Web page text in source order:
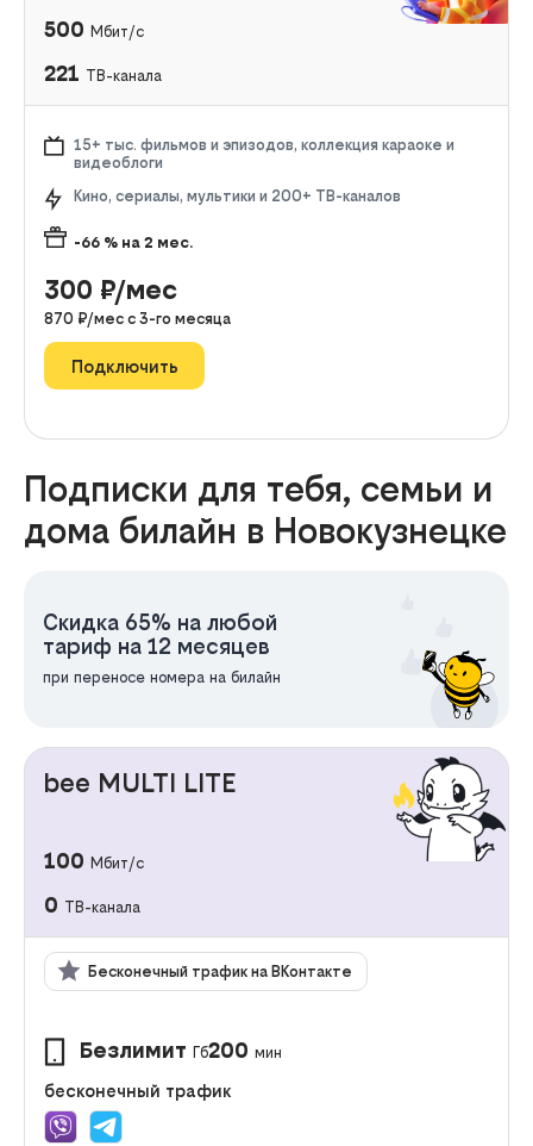
500 Мбит/с
221 ТВ-канала
15+ тыс. фильмов и эпизодов, коллекция караоке и
видеоблоги
Кино, сериалы, мультики и 200+ ТВ-каналов
-66 % на 2 мес.
300 ₽/мес
870 ₽/мес с 3-го месяца
Подключить
Подписки для тебя, семьи и
дома билайн в Новокузнецке
Скидка 65% на любой
тариф на 12 месяцев
при переносе номера на билайн
bee MULTI LITE
100 Мбит/с
0 ТВ-канала
Бесконечный трафик на ВКонтакте
Безлимит Гб200 мин
бесконечный трафик